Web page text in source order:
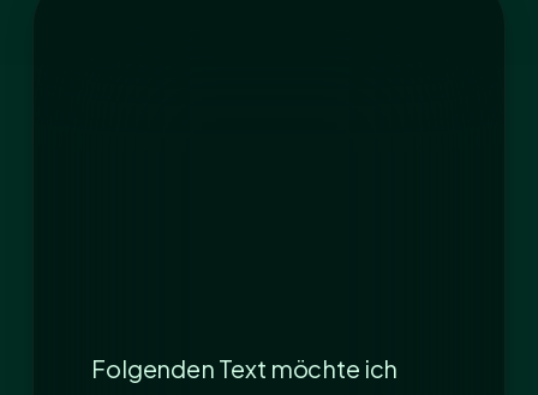
Folgenden Text möchte ich